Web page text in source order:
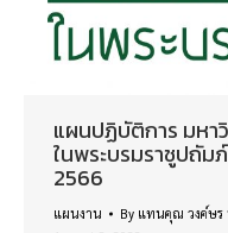
แผนปฏิบัติการ มห
ในพระบรมราชูปถัม
2566
แผนงาน By แทนคุณ วงค์ษร